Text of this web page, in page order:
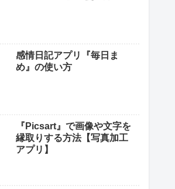
感情日記アプリ『毎日ま
め』の使い方
『Picsart』で画像や文字を
縁取りする方法【写真加工
アプリ】